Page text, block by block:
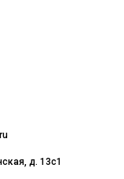
д. 13с1